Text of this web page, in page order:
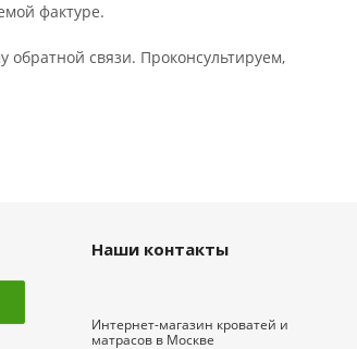
фактуре.
связи. Проконсультируем,
Наши контакты
Интернет-магазин кроватей и
матрасов в Москве